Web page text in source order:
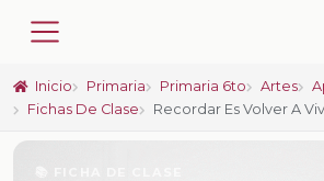
Inicio Primaria Primaria 6to Artes
Fichas De Clase
Recordar Es Volver A